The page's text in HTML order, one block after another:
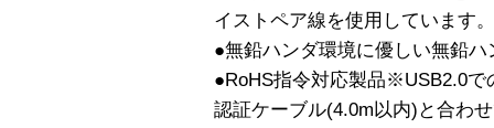
イストペア線を使用しています。
●無鉛ハンダ環境に優しい無鉛
●RoHS指令対応製品※USB2.0で
認証ケーブル(4.0m以内)と合わ